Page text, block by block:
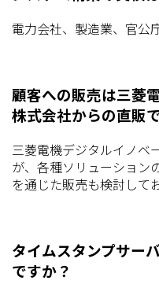
電力会社、製造業、官公
顧客への販売は三菱
株式会社からの直販
三菱電機デジタルイノベ
が、各種ソリューション
を通じた販売も検討して
タイムスタンプサー
ですか？